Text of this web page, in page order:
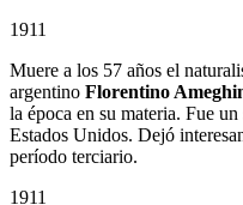
1911
Muere a los 57 años el
argentino Florentino
la época en su materia. Fue
Estados Unidos. Dejó
período terciario.
1911